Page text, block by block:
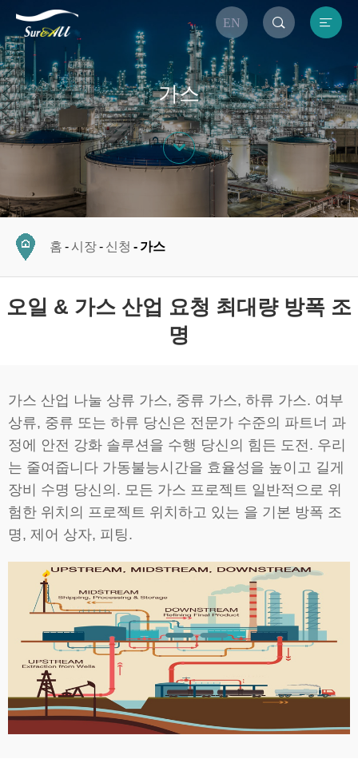
EN  
가스

홈 시장 신청 가스
오일 & 가스 산업 요청 최대량 방폭 조
명
가스 산업 나눌 상류 가스, 중류 가스, 하류 가스. 여부
상류, 중류 또는 하류 당신은 전문가 수준의 파트너 과
정에 안전 강화 솔루션을 수행 당신의 힘든 도전. 우리
는 줄여줍니다 가동불능시간을 효율성을 높이고 길게
장비 수명 당신의. 모든 가스 프로젝트 일반적으로 위
험한 위치의 프로젝트 위치하고 있는 을 기본 방폭 조
명, 제어 상자, 피팅.